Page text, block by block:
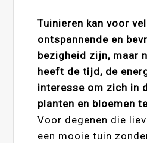
Tuinieren kan voor
ontspannende en
bezigheid zijn, maar
heeft de tijd, de
interesse om zich in
planten en bloemen
Voor degenen die
een mooie tuin